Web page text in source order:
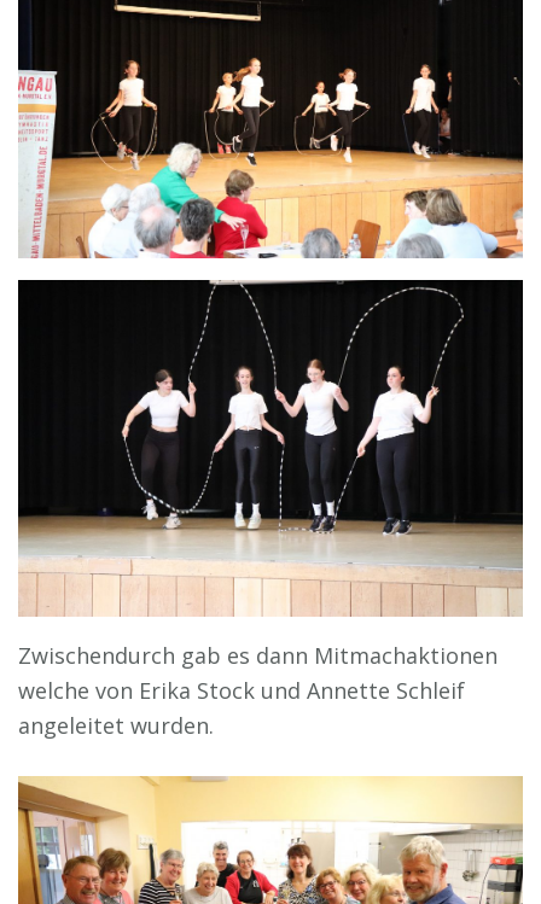
Zwischendurch gab es dann Mitmachaktionen
welche von Erika Stock und Annette Schleif
angeleitet wurden.